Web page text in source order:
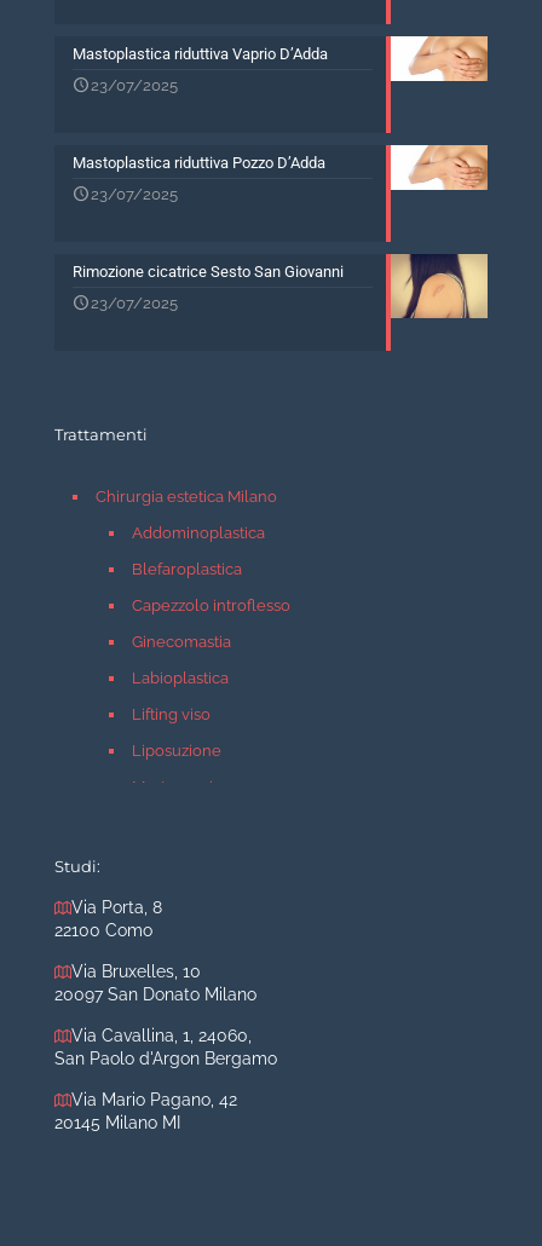
Mastoplastica riduttiva Vaprio D’Adda
23/07/2025
Mastoplastica riduttiva Pozzo D’Adda
23/07/2025
Rimozione cicatrice Sesto San Giovanni
23/07/2025
Trattamenti
Chirurgia estetica Milano
Addominoplastica
Blefaroplastica
Capezzolo introflesso
Ginecomastia
Labioplastica
Lifting viso
Liposuzione
Mastopessi
Rinoplastica
Medicina estetica Milano
Acido ialuronico viso
Aumento labbra
Filler
Studi:
Via Porta, 8
22100 Como
Via Bruxelles, 10
20097 San Donato Milano
Via Cavallina, 1, 24060,
San Paolo d'Argon Bergamo
Via Mario Pagano, 42
20145 Milano MI